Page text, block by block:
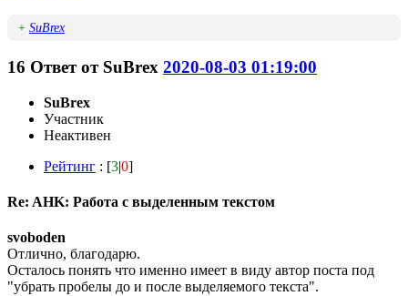
+ SuBrex
16 Ответ от SuBrex 2020-08-03 01:19:00
SuBrex
Участник
Неактивен
Рейтинг : [3|0]
Re: AHK: Работа с выделенным текстом
svoboden
Отлично, благодарю.
Осталось понять что именно имеет в виду автор поста под
"убрать пробелы до и после выделяемого текста".